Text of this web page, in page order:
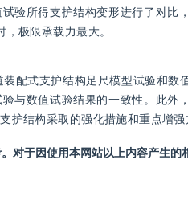
验所得支护结构变形进行了对
极限承载力最大。
配式支护结构足尺模型试验和
与数值试验结果的一致性。此
护结构采取的强化措施和重点增强
对于因使用本网站以上内容产生的